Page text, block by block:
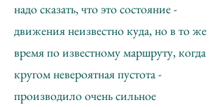
надо сказать, что это состояние -
движения неизвестно куда, но в то же
время по известному маршруту, когда
кругом невероятная пустота -
производило очень сильное